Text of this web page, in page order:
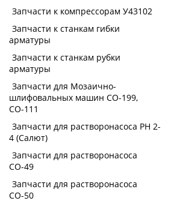
Запчасти к компрессорам У43102
Запчасти к станкам гибки
арматуры
Запчасти к станкам рубки
арматуры
Запчасти для Мозаично-
шлифовальных машин СО-199,
СО-111
Запчасти для растворонасоса РН 2-
4 (Салют)
Запчасти для растворонасоса
СО-49
Запчасти для растворонасоса
СО-50